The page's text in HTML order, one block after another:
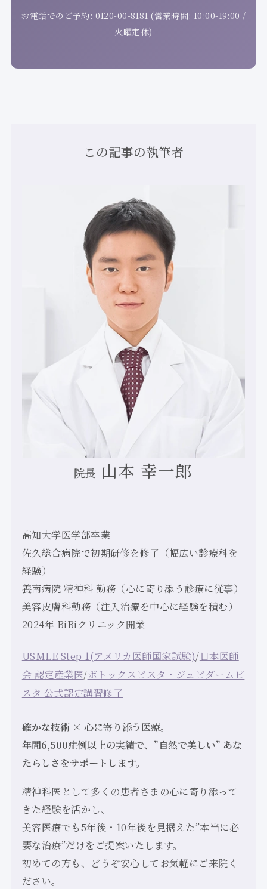
お電話でのご予約: 0120-00-8181 (営業時間: 10:00-19:00 /
火曜定休)
この記事の執筆者
院長 山本 幸一郎
高知大学医学部卒業
佐久総合病院で初期研修を修了（幅広い診療科を
経験）
養南病院 精神科 勤務（心に寄り添う診療に従事）
美容皮膚科勤務（注入治療を中心に経験を積む）
2024年 BiBiクリニック開業
USMLE Step 1(アメリカ医師国家試験)/日本医師
会 認定産業医/ボトックスビスタ・ジュビダームビ
スタ 公式認定講習修了
確かな技術 × 心に寄り添う医療。
年間6,500症例以上の実績で、”自然で美しい” あな
たらしさをサポートします。
精神科医として多くの患者さまの心に寄り添って
きた経験を活かし、
美容医療でも5年後・10年後を見据えた”本当に必
要な治療”だけをご提案いたします。
初めての方も、どうぞ安心してお気軽にご来院く
ださい。